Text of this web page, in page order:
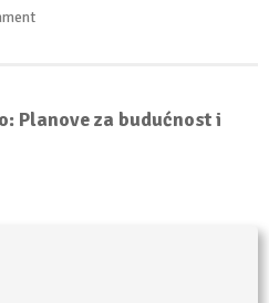
Planove za budućnost i